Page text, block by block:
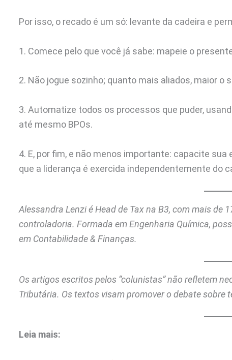
Por isso, o recado é um só: levante da cadeira e
1. Comece pelo que você já sabe: mapeie o
2. Não jogue sozinho; quanto mais aliados, maior o
3. Automatize todos os processos que puder,
até mesmo BPOs.
4. E, por fim, e não menos importante: capacite
que a liderança é exercida independentemente do
Alessandra Lenzi é Head de Tax na B3, com mais
controladoria. Formada em Engenharia Química,
em Contabilidade & Finanças.
Os artigos escritos pelos “colunistas” não refletem
Tributária. Os textos visam promover o debate sobre
Leia mais: